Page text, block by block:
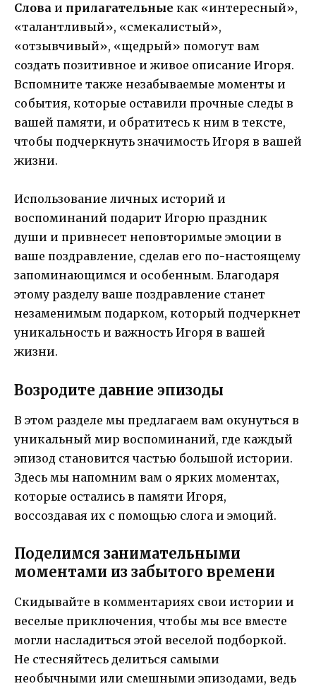
Слова и прилагательные как «интересный»,
«талантливый», «смекалистый»,
«отзывчивый», «щедрый» помогут вам
создать позитивное и живое описание Игоря.
Вспомните также незабываемые моменты и
события, которые оставили прочные следы в
вашей памяти, и обратитесь к ним в тексте,
чтобы подчеркнуть значимость Игоря в вашей
жизни.
Использование личных историй и
воспоминаний подарит Игорю праздник
души и привнесет неповторимые эмоции в
ваше поздравление, сделав его по-настоящему
запоминающимся и особенным. Благодаря
этому разделу ваше поздравление станет
незаменимым подарком, который подчеркнет
уникальность и важность Игоря в вашей
жизни.
Возродите давние эпизоды
В этом разделе мы предлагаем вам окунуться в
уникальный мир воспоминаний, где каждый
эпизод становится частью большой истории.
Здесь мы напомним вам о ярких моментах,
которые остались в памяти Игоря,
воссоздавая их с помощью слога и эмоций.
Поделимся занимательными
моментами из забытого времени
Скидывайте в комментариях свои истории и
веселые приключения, чтобы мы все вместе
могли насладиться этой веселой подборкой.
Не стесняйтесь делиться самыми
необычными или смешными эпизодами, ведь